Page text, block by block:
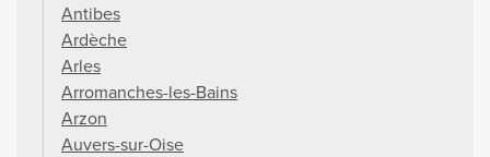
Antibes
Ardèche
Arles
Arromanches-les-Bains
Arzon
Auvers-sur-Oise